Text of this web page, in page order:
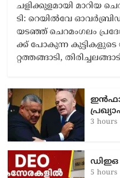
ച​ളി​ക്കു​ള​മാ​യി മാറിയ
ടി: റെ​യി​ൽ​വേ
യ​ട​ഞ്ഞ് ചെ​റ​മം​ഗ​ലം
ക്ക് പോ​കു​ന്ന
റ്റ​ത്ത​ങ്ങാ​ടി,
3 hours
ഡിഇഒ
5 hours